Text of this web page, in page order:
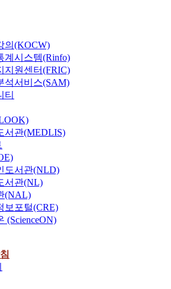
의(KOCW)
계시스템(Rinfo)
지원센터(FRIC)
석서비스(SAM)
티
서관(MEDLIS)
도서관(NLD)
서관(NL)
(NAL)
보포털(CRE)
(ScienceON)